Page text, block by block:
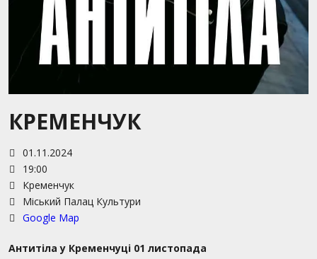
КРЕМЕНЧУК
01.11.2024
19:00
Кременчук
Міський Палац Культури
Google Map
Антитіла у Кременчуці 01 листопада